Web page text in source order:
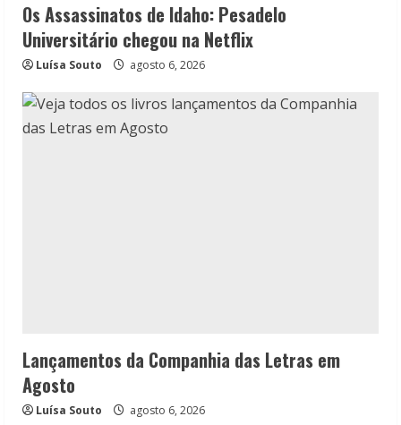
Os Assassinatos de Idaho: Pesadelo
Universitário chegou na Netflix
Luísa Souto agosto 6, 2026
Lançamentos da Companhia das Letras em
Agosto
Luísa Souto agosto 6, 2026